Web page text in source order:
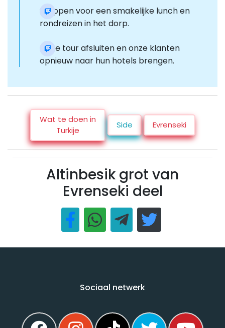
Stoppen voor een smakelijke lunch en
rondreizen in het dorp.
Onze tour afsluiten en onze klanten
opnieuw naar hun hotels brengen.
Wat te doen in
Turkije
Side Evrenseki
Altinbesik grot van
Evrenseki deel
Sociaal netwerk